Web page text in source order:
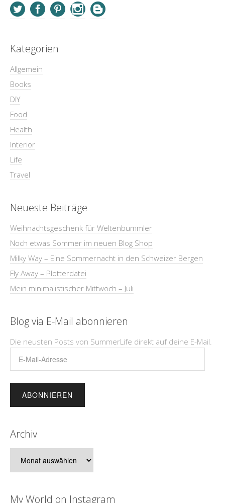
Kategorien
Allgemein
Books
DIY
Food
Health
Interior
Life
Travel
Neueste Beiträge
Weihnachtsgeschenk für Weltenbummler
Noch etwas Sommer im neuen Blog Shop
Milky Way – Eine Sommernacht in den Schweizer Bergen
Fly Away – Plotterdatei
Mein minimalistischer Mittwoch – Juli
Blog via E-Mail abonnieren
Die neusten Posts von SummerLife direkt auf deine E-Mail.
Archiv
My World on Instagram